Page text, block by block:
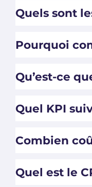
Quels sont
Pourquoi
Qu’est-ce
Quel KPI
Combien
Quel est le